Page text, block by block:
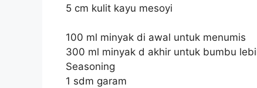
5 cm kulit kayu mesoyi
100 ml minyak di awal untuk menumis
300 ml minyak d akhir untuk bumbu
Seasoning
1 sdm garam